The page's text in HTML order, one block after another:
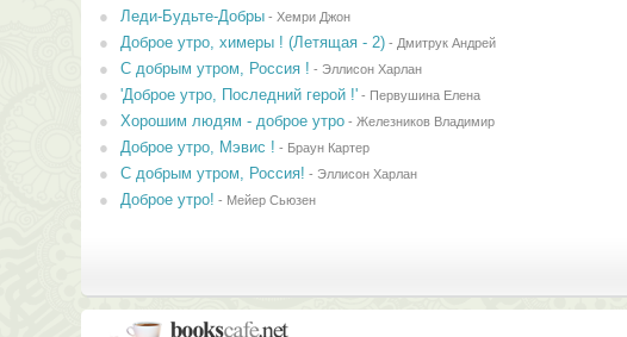
Леди-Будьте-Добры- Хемри Джон
Доброе утро, химеры ! (Летящая - 2)- Дмитрук Андрей
С добрым утром, Россия ! - Эллисон Харлан
'Доброе утро, Последний герой !'- Первушина Елена
Хорошим людям - доброе утро- Железников Владимир
Доброе утро, Мэвис ! - Браун Картер
С добрым утром, Россия! - Эллисон Харлан
Доброе утро! - Мейер Сьюзен